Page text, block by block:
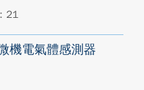
21
機電氣體感測器